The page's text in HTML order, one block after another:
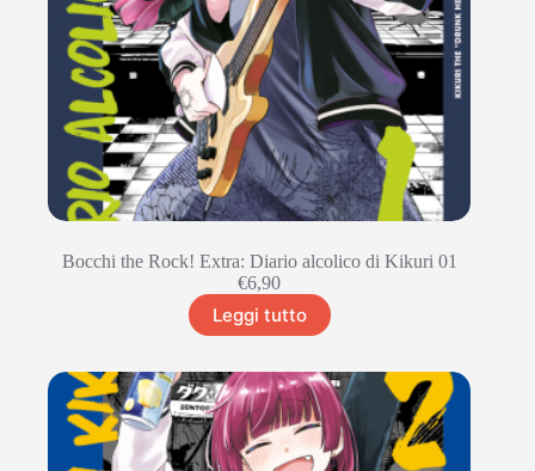
Bocchi the Rock! Extra: Diario alcolico di Kikuri 01
€6,90
Leggi tutto